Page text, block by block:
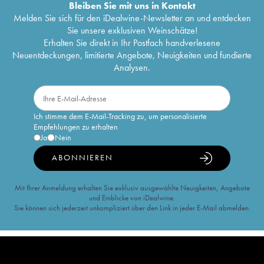
Savennières Château de Plaisance
Bleiben Sie mit uns in Kontakt
Melden Sie sich für den iDealwine-Newsletter an und entdecken
Sie unsere exklusiven Weinschätze!
Erhalten Sie direkt in Ihr Postfach handverlesene
Neuentdeckungen, limitierte Angebote, Neuigkeiten und fundierte
Analysen.
Ich stimme dem E-Mail-Tracking zu, um personalisierte
Empfehlungen zu erhalten
Ja
Nein
ABONNIEREN
Mit Ihrer Anmeldung erhalten Sie exklusiv ausgewählte Neuigkeiten, Angebote
und Einblicke von iDealwine.
Sie können sich jederzeit unkompliziert über den Link in jeder E-Mail abmelden.